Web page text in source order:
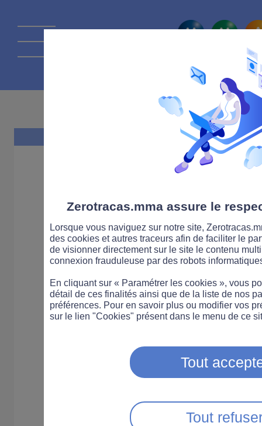
La route
Zerotracas.mma assure le
Lorsque vous naviguez sur notre site,
des cookies et autres traceurs afin de faciliter le
de visionner directement sur le site le contenu
connexion frauduleuse par des robots
En cliquant sur « Paramétrer les cookies », vous
détail de ces finalités ainsi que de la liste de nos
préférences. Pour en savoir plus ou modifier vos
sur le lien "Cookies" présent dans le menu de ce
Tout
Tout